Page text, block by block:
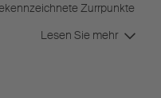
Zurrpunkte
Lesen Sie mehr